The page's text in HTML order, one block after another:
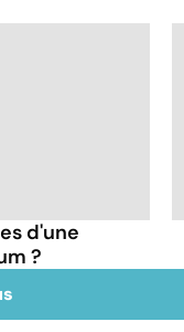
d'une
?